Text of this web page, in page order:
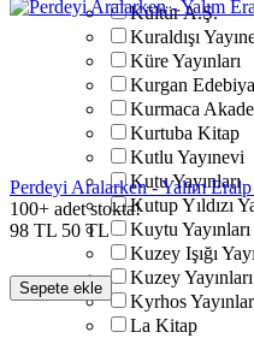
Kültür A.Ş.
Kuraldışı
Küre Yayınları
Kurgan
Kurmaca
Kurtuba Kitap
Kutlu Yayınevi
Kutu Yayınları
Kutup Yıldızı
Kuytu Yayınları
Kuzey Işığı
Kuzey Yayınları
Kyrhos
La Kitap
Perdeyi Aralarken - Yalım
100+ adet stokta!
98 TL 50 TL
Sepete ekle